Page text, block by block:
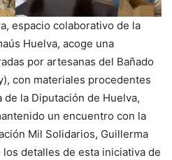
espacio colaborativo de la
Huelva, acoge una
por artesanas del Bañado
con materiales procedentes
la Diputación de Huelva,
un encuentro con la
Mil Solidarios, Guillerma
detalles de esta iniciativa de